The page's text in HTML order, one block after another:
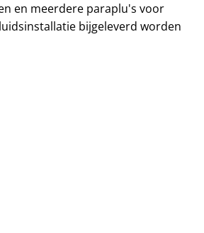
en meerdere paraplu's voor
bijgeleverd worden